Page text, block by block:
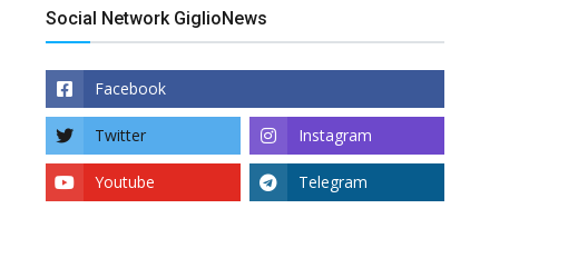
Social Network GiglioNews
Facebook
Twitter Instagram
Youtube Telegram